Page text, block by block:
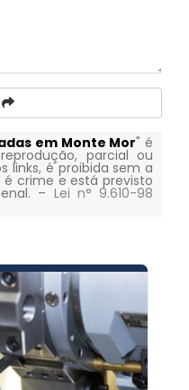
em Monte Mor" é
parcial ou
links, é proibida sem a
crime e está previsto
– Lei n° 9.610-98